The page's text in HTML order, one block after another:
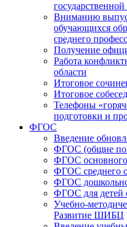
Вниманию
обучающихся
среднего
Получение
Работа
области
Итоговое
Итоговое
Телефоны
подготовки и
ФГОС
Введение
ФГОС (общие
ФГОС основного
ФГОС среднего
ФГОС
ФГОС для детей
Учебно-
Развитие ШИБЦ